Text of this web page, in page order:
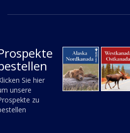
Sie hier
unsere
zu